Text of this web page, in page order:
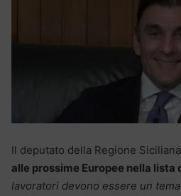
Il deputato della Regione Siciliana
alle prossime Europee nella lista
lavoratori devono essere un